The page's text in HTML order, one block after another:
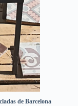
de Barcelona